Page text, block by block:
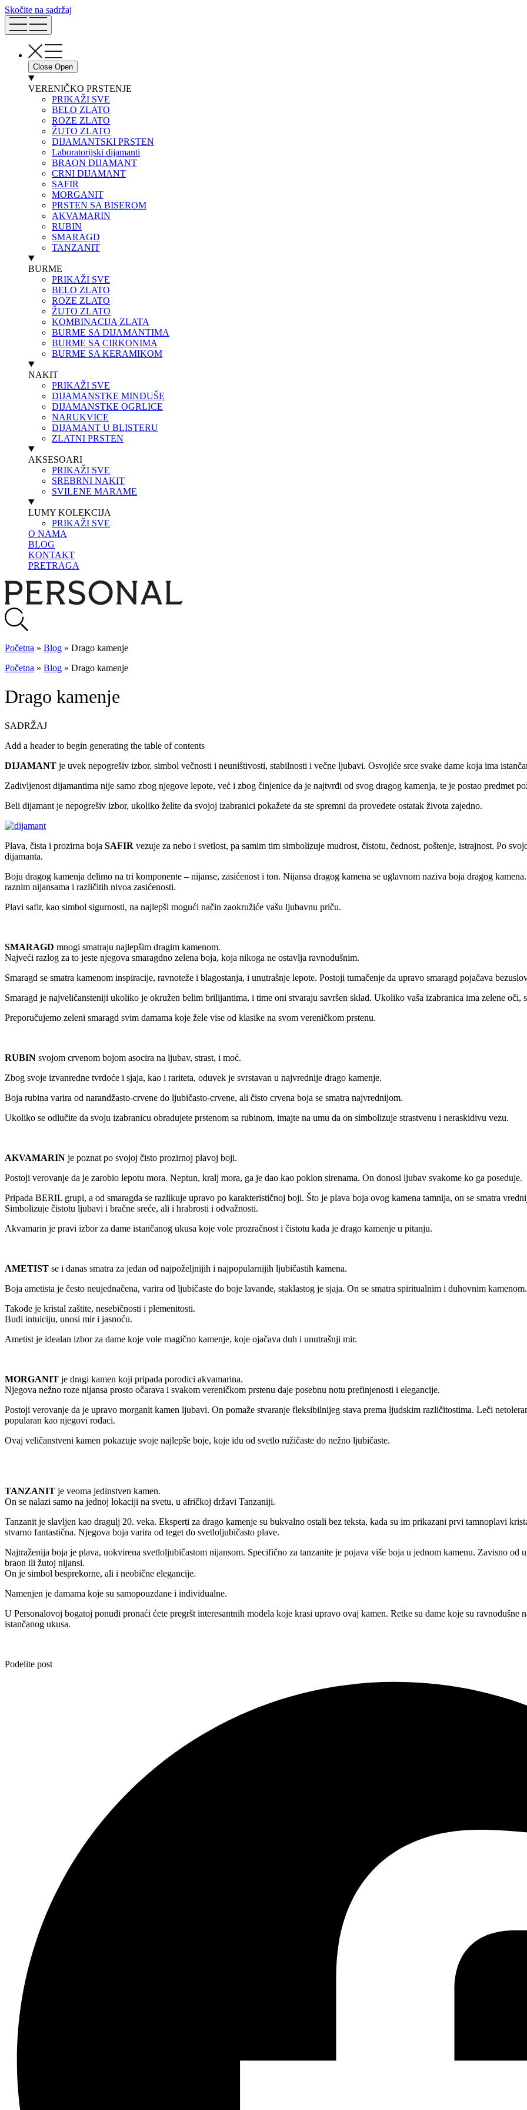
Skočite na sadržaj
Close Open
VERENIČKO PRSTENJE
PRIKAŽI SVE
BELO ZLATO
ROZE ZLATO
ŽUTO ZLATO
DIJAMANTSKI PRSTEN
Laboratorijski dijamanti
BRAON DIJAMANT
CRNI DIJAMANT
SAFIR
MORGANIT
PRSTEN SA BISEROM
AKVAMARIN
RUBIN
SMARAGD
TANZANIT
BURME
PRIKAŽI SVE
BELO ZLATO
ROZE ZLATO
ŽUTO ZLATO
KOMBINACIJA ZLATA
BURME SA DIJAMANTIMA
BURME SA CIRKONIMA
BURME SA KERAMIKOM
NAKIT
PRIKAŽI SVE
DIJAMANSTKE MINĐUŠE
DIJAMANSTKE OGRLICE
NARUKVICE
DIJAMANT U BLISTERU
ZLATNI PRSTEN
AKSESOARI
PRIKAŽI SVE
SREBRNI NAKIT
SVILENE MARAME
LUMY KOLEKCIJA
PRIKAŽI SVE
O NAMA
BLOG
KONTAKT
PRETRAGA
Početna » Blog » Drago kamenje
Početna » Blog » Drago kamenje
Drago kamenje
SADRŽAJ
Add a header to begin generating the table of contents
DIJAMANT je uvek nepogrešiv izbor, simbol večnosti i neuništivosti, stabilnosti i večne ljubavi. Osvojiće srce svake dame koja ima
Zadivljenost dijamantima nije samo zbog njegove lepote, već i zbog činjenice da je najtvrđi od svog dragog kamenja, te je postao predmet
Beli dijamant je nepogrešiv izbor, ukoliko želite da svojoj izabranici pokažete da ste spremni da provedete ostatak života zajedno.
Plava, čista i prozirna boja SAFIR vezuje za nebo i svetlost, pa samim tim simbolizuje mudrost, čistotu, čednost, poštenje, istrajnost. Po
dijamanta.
Boju dragog kamenja delimo na tri komponente – nijanse, zasićenost i ton. Nijansa dragog kamena se uglavnom naziva boja dragog
raznim nijansama i različitih nivoa zasićenosti.
Plavi safir, kao simbol sigurnosti, na najlepši mogući način zaokružiće vašu ljubavnu priču.
SMARAGD mnogi smatraju najlepšim dragim kamenom.
Najveći razlog za to jeste njegova smaragdno zelena boja, koja nikoga ne ostavlja ravnodušnim.
Smaragd se smatra kamenom inspiracije, ravnoteže i blagostanja, i unutrašnje lepote. Postoji tumačenje da upravo smaragd pojačava
Smaragd je najveličansteniji ukoliko je okružen belim brilijantima, i time oni stvaraju savršen sklad. Ukoliko vaša izabranica ima zelene oči,
Preporučujemo zeleni smaragd svim damama koje žele vise od klasike na svom vereničkom prstenu.
RUBIN svojom crvenom bojom asocira na ljubav, strast, i moć.
Zbog svoje izvanredne tvrdoće i sjaja, kao i rariteta, oduvek je svrstavan u najvrednije drago kamenje.
Boja rubina varira od narandžasto-crvene do ljubičasto-crvene, ali čisto crvena boja se smatra najvrednijom.
Ukoliko se odlučite da svoju izabranicu obradujete prstenom sa rubinom, imajte na umu da on simbolizuje strastvenu i neraskidivu vezu.
AKVAMARIN je poznat po svojoj čisto prozirnoj plavoj boji.
Postoji verovanje da je zarobio lepotu mora. Neptun, kralj mora, ga je dao kao poklon sirenama. On donosi ljubav svakome ko ga poseduje.
Pripada BERIL grupi, a od smaragda se razlikuje upravo po karakterističnoj boji. Što je plava boja ovog kamena tamnija, on se smatra
Simbolizuje čistotu ljubavi i bračne sreće, ali i hrabrosti i odvažnosti.
Akvamarin je pravi izbor za dame istančanog ukusa koje vole prozračnost i čistotu kada je drago kamenje u pitanju.
AMETIST se i danas smatra za jedan od najpoželjnijih i najpopularnijih ljubičastih kamena.
Boja ametista je često neujednačena, varira od ljubičaste do boje lavande, staklastog je sjaja. On se smatra spiritualnim i duhovnim kamenom.
Takođe je kristal zaštite, nesebičnosti i plemenitosti.
Budi intuiciju, unosi mir i jasnoću.
Ametist je idealan izbor za dame koje vole magično kamenje, koje ojačava duh i unutrašnji mir.
MORGANIT je dragi kamen koji pripada porodici akvamarina.
Njegova nežno roze nijansa prosto očarava i svakom vereničkom prstenu daje posebnu notu prefinjenosti i elegancije.
Postoji verovanje da je upravo morganit kamen ljubavi. On pomaže stvaranje fleksibilnijeg stava prema ljudskim različitostima. Leči
popularan kao njegovi rođaci.
Ovaj veličanstveni kamen pokazuje svoje najlepše boje, koje idu od svetlo ružičaste do nežno ljubičaste.
TANZANIT je veoma jedinstven kamen.
On se nalazi samo na jednoj lokaciji na svetu, u afričkoj državi Tanzaniji.
Tanzanit je slavljen kao dragulj 20. veka. Eksperti za drago kamenje su bukvalno ostali bez teksta, kada su im prikazani prvi tamnoplavi
stvarno fantastična. Njegova boja varira od teget do svetloljubičasto plave.
Najtraženija boja je plava, uokvirena svetloljubičastom nijansom. Specifično za tanzanite je pojava više boja u jednom kamenu. Zavisno
braon ili žutoj nijansi.
On je simbol besprekorne, ali i neobične elegancije.
Namenjen je damama koje su samopouzdane i individualne.
U Personalovoj bogatoj ponudi pronaći ćete pregršt interesantnih modela koje krasi upravo ovaj kamen. Retke su dame koje su
istančanog ukusa.
Podelite post